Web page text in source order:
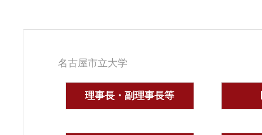
名古屋市立大学
理事長・副理事長等